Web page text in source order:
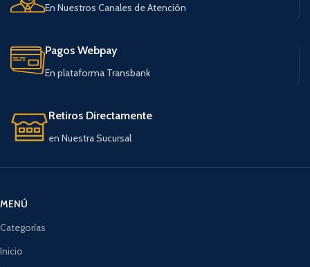
En Nuestros Canales de Atención
Pagos Webpay
En plataforma Transbank
Retiros Directamente
en Nuestra Sucursal
MENÚ
Categorías
Inicio